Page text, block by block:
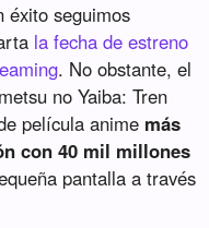
éxito seguimos
la fecha de estreno
. No obstante, el
no Yaiba: Tren
película anime más
con 40 mil millones
pantalla a través